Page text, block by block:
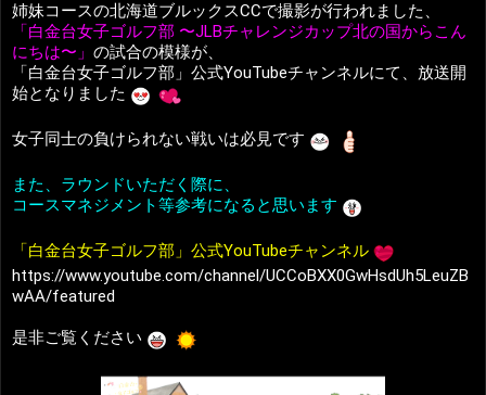
姉妹コースの北海道ブルックスCCで撮影が行われました、
「白金台女子ゴルフ部 〜JLBチャレンジカップ北の国からこん
にちは〜」 の試合の模様が、
「白金台女子ゴルフ部」公式YouTubeチャンネルにて、放送開
始となりました
女子同士の負けられない戦いは必見です
また、ラウンドいただく際に、
コースマネジメント等参考になると思います
「白金台女子ゴルフ部」公式YouTubeチャンネル
https://www.youtube.com/channel/UCCoBXX0GwHsdUh5LeuZB
wAA/featured
是非ご覧ください